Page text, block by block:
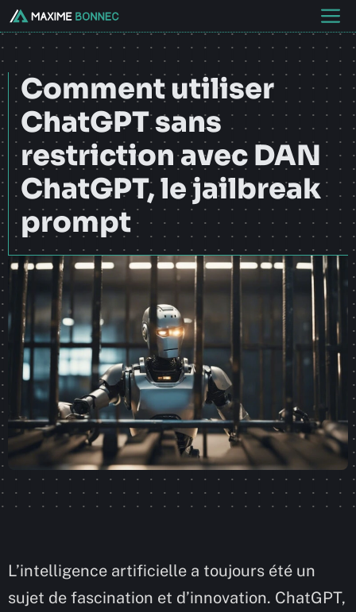
Aller
au
contenu
Comment utiliser
ChatGPT sans
restriction avec DAN
ChatGPT, le jailbreak
prompt
L’intelligence artificielle a toujours été un
sujet de fascination et d’innovation. ChatGPT,